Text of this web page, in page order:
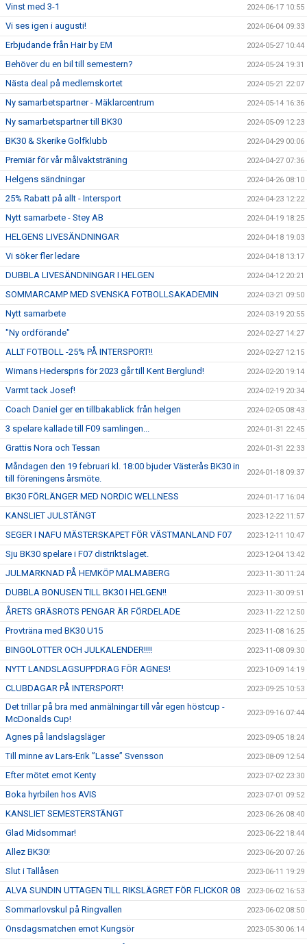
Vinst med 3-1 2024-06-17 10:55
Vi ses igen i augusti! 2024-06-04 09:33
Erbjudande från Hair by EM 2024-05-27 10:44
Behöver du en bil till semestern? 2024-05-24 19:31
Nästa deal på medlemskortet 2024-05-21 22:07
Ny samarbetspartner - Mäklarcentrum 2024-05-14 16:36
Ny samarbetspartner till BK30 2024-05-09 12:23
BK30 & Skerike Golfklubb 2024-04-29 00:06
Premiär för vår målvaktsträning 2024-04-27 07:36
Helgens sändningar 2024-04-26 08:10
25% Rabatt på allt - Intersport 2024-04-23 12:22
Nytt samarbete - Stey AB 2024-04-19 18:25
HELGENS LIVESÄNDNINGAR 2024-04-18 19:03
Vi söker fler ledare 2024-04-18 13:17
DUBBLA LIVESÄNDNINGAR I HELGEN 2024-04-12 20:21
SOMMARCAMP MED SVENSKA FOTBOLLSAKADEMIN 2024-03-21 09:50
Nytt samarbete 2024-03-19 20:55
"Ny ordförande" 2024-02-27 14:27
ALLT FOTBOLL -25% PÅ INTERSPORT!! 2024-02-27 12:15
Wimans Hederspris för 2023 går till Kent Berglund! 2024-02-20 19:14
Varmt tack Josef! 2024-02-19 20:34
Coach Daniel ger en tillbakablick från helgen 2024-02-05 08:43
3 spelare kallade till F09 samlingen... 2024-01-31 22:45
Grattis Nora och Tessan 2024-01-31 22:33
Måndagen den 19 februari kl. 18:00 bjuder Västerås BK30 in
till föreningens årsmöte.
2024-01-18 09:37
BK30 FÖRLÄNGER MED NORDIC WELLNESS 2024-01-17 16:04
KANSLIET JULSTÄNGT 2023-12-22 11:57
SEGER I NAFU MÄSTERSKAPET FÖR VÄSTMANLAND F07 2023-12-11 10:47
Sju BK30 spelare i F07 distriktslaget. 2023-12-04 13:42
JULMARKNAD PÅ HEMKÖP MALMABERG 2023-11-30 11:24
DUBBLA BONUSEN TILL BK30 I HELGEN!! 2023-11-30 09:51
ÅRETS GRÄSROTS PENGAR ÄR FÖRDELADE 2023-11-22 12:50
Provträna med BK30 U15 2023-11-08 16:25
BINGOLOTTER OCH JULKALENDER!!!! 2023-11-08 09:30
NYTT LANDSLAGSUPPDRAG FÖR AGNES! 2023-10-09 14:19
CLUBDAGAR PÅ INTERSPORT! 2023-09-25 10:53
Det trillar på bra med anmälningar till vår egen höstcup -
McDonalds Cup!
2023-09-16 07:44
Agnes på landslagsläger 2023-09-05 18:24
Till minne av Lars-Erik ”Lasse” Svensson 2023-08-09 12:54
Efter mötet emot Kenty 2023-07-02 23:30
Boka hyrbilen hos AVIS 2023-07-01 09:52
KANSLIET SEMESTERSTÄNGT 2023-06-26 08:40
Glad Midsommar! 2023-06-22 18:44
Allez BK30! 2023-06-20 07:26
Slut i Tallåsen 2023-06-11 19:29
ALVA SUNDIN UTTAGEN TILL RIKSLÄGRET FÖR FLICKOR 08 2023-06-02 16:53
Sommarlovskul på Ringvallen 2023-06-02 08:50
Onsdagsmatchen emot Kungsör 2023-05-30 06:14